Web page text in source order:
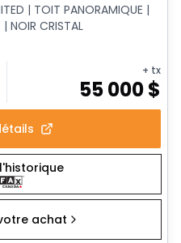
| TOIT PANORAMIQUE |
NOIR CRISTAL
+ tx
55 000$
achat